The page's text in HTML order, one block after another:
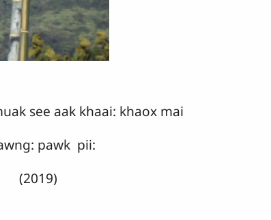
see aak khaai: khaox mai
pawk pii:
(2019)